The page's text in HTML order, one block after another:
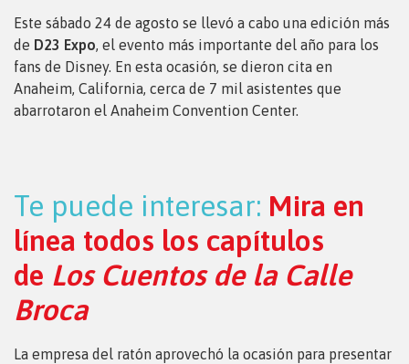
Este sábado 24 de agosto se llevó a cabo una edición más
de D23 Expo, el evento más importante del año para los
fans de Disney. En esta ocasión, se dieron cita en
Anaheim, California, cerca de 7 mil asistentes que
abarrotaron el Anaheim Convention Center.
Te puede interesar: Mira en
línea todos los capítulos
de Los Cuentos de la Calle
Broca
La empresa del ratón aprovechó la ocasión para presentar